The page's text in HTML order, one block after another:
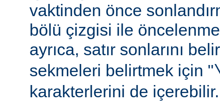
vaktinden önce
bölü çizgisi ile
ayrıca, satır sonlarını
sekmeleri belirtmek için "
karakterlerini de içerebilir.